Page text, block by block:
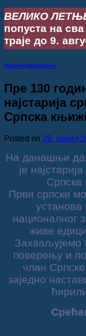
ВЕЛИКО
попуста на
траје до 9.
Некатегоризовано
Пре 130
најстарија
Српска
Posted on 29. април
На данашњи
је
Српска
Први српски
установа
националног
живе
поверењу и
члан
заједно